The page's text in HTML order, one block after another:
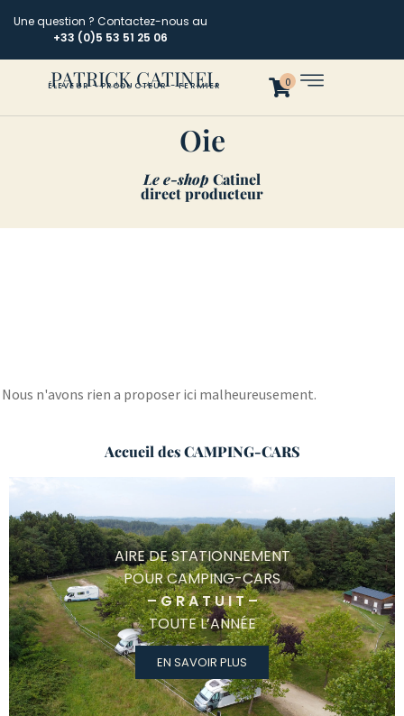
Une question ? Contactez-nous au
+33 (0)5 53 51 25 06
PATRICK CATINEL
ÉLEVEUR - PRODUCTEUR - FERMIER 0
Oie
Le e-shop Catinel
direct producteur
Nous n'avons rien a proposer ici malheureusement.
Accueil des CAMPING-CARS
AIRE DE STATIONNEMENT
POUR CAMPING-CARS
– G R A T U I T –
TOUTE L’ANNÉE
EN SAVOIR PLUS